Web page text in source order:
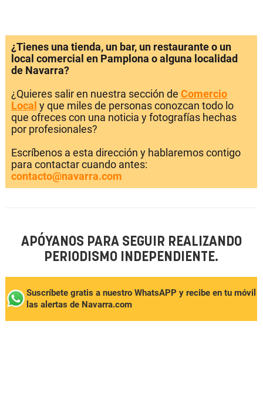
¿Tienes una tienda, un bar, un restaurante o un
local comercial en Pamplona o alguna localidad
de Navarra?
¿Quieres salir en nuestra sección de Comercio
Local y que miles de personas conozcan todo lo
que ofreces con una noticia y fotografías hechas
por profesionales?
Escríbenos a esta dirección y hablaremos contigo
para contactar cuando antes:
contacto@navarra.com
APÓYANOS PARA SEGUIR REALIZANDO
PERIODISMO INDEPENDIENTE.
Suscríbete gratis a nuestro WhatsAPP y recibe en tu móvil
las alertas de Navarra.com